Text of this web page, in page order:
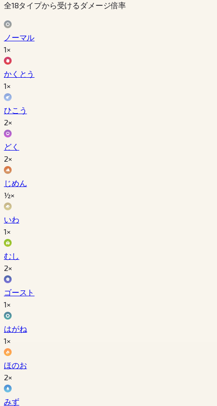
全18タイプから受けるダメージ倍率
ノーマル
1×
かくとう
1×
ひこう
2×
どく
2×
じめん
½×
いわ
1×
むし
2×
ゴースト
1×
はがね
1×
ほのお
2×
みず